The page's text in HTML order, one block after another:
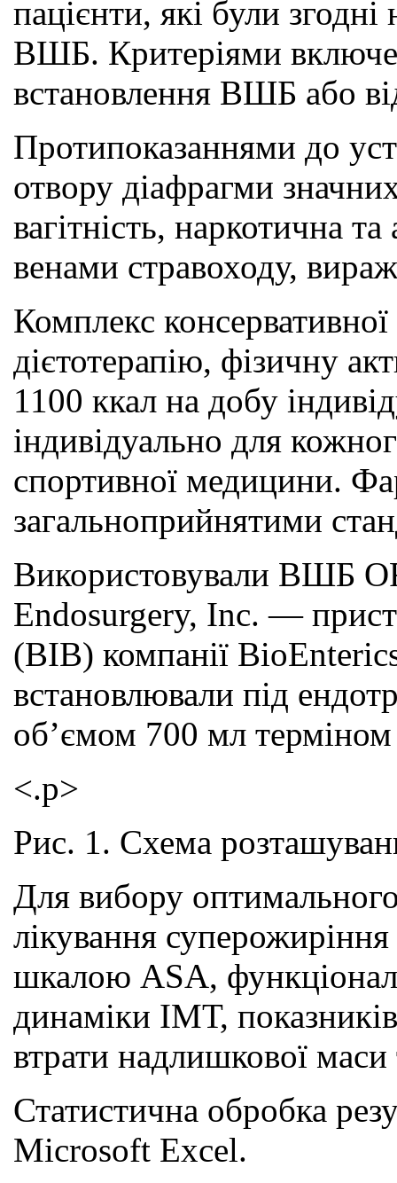
пацієнти, які були
ВШБ. Критеріями
встановлення ВШБ або
Протипоказаннями до
отвору діафрагми
вагітність, наркотична
венами стравоходу,
Комплекс
дієтотерапію, фізичну
1100 ккал на добу
індивідуально для
спортивної медицини.
загальноприйнятими
Використовували ВШБ
Endosurgery, Inc. —
(BIB) компанії
встановлювали під
об’ємом 700 мл
<.p>
Рис. 1. Схема
Для вибору оптимального
лікування
шкалою ASA,
динаміки ІМТ,
втрати надлишкової
Статистична обробка
Microsoft Exсel.